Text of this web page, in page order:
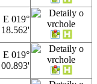
E 019°
18.562'
E 019°
00.893'